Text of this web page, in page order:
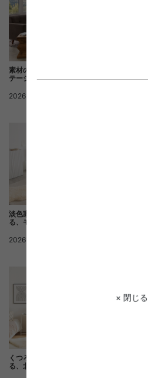
× 閉じる
素材のコントラストで魅せるヴィン
テージモダン空間
2026.06.25
淡色家具とやわらかな素材感でつく
る、モダンな一人暮らし空間
2026.06.24
くつろぎと作業時間を心地よく整え
る、北欧ナチュラルなデスク空間